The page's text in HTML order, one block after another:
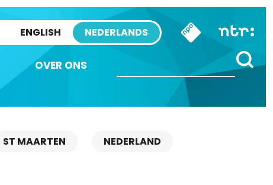
ENGLISH NEDERLANDS
OVER ONS
ST MAARTEN NEDERLAND